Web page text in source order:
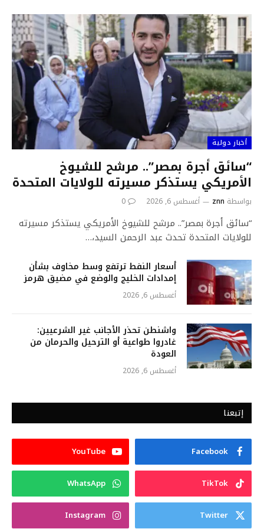
أخبار دولية
“سائق أجرة بمصر”.. مرشح للشيوخ
الأمريكي يستذكر مسيرته للولايات المتحدة
بواسطة znn أغسطس 6, 2026 0
“سائق أجرة بمصر”.. مرشح للشيوخ الأمريكي يستذكر مسيرته
للولايات المتحدة تحدث عبد الرحمن السيد،…
أسعار النفط ترتفع وسط مخاوف بشأن
إمدادات الخليج والوضع في مضيق هرمز
أغسطس 6, 2026
واشنطن تحذر الأجانب غير الشرعيين:
غادروا طواعية أو الترحيل والحرمان من
العودة
أغسطس 6, 2026
إتبعنا
Facebook
YouTube
TikTok
WhatsApp
Twitter
Instagram